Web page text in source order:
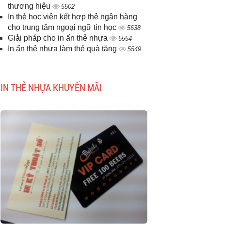
thương hiệu
5502
In thẻ học viên kết hợp thẻ ngân hàng
cho trung tâm ngoại ngữ tin học
5638
Giải pháp cho in ấn thẻ nhựa 5554
In ấn thẻ nhựa làm thẻ quà tặng 5549
IN THẺ NHỰA KHUYẾN MÃI